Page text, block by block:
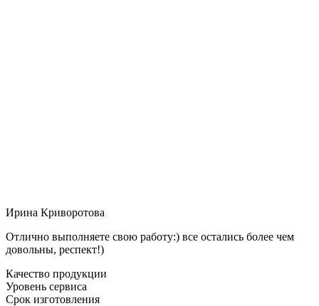
Ирина Криворотова
Отлично выполняете свою работу:) все остались более чем
довольны, респект!)
Качество продукции
Уровень сервиса
Срок изготовления